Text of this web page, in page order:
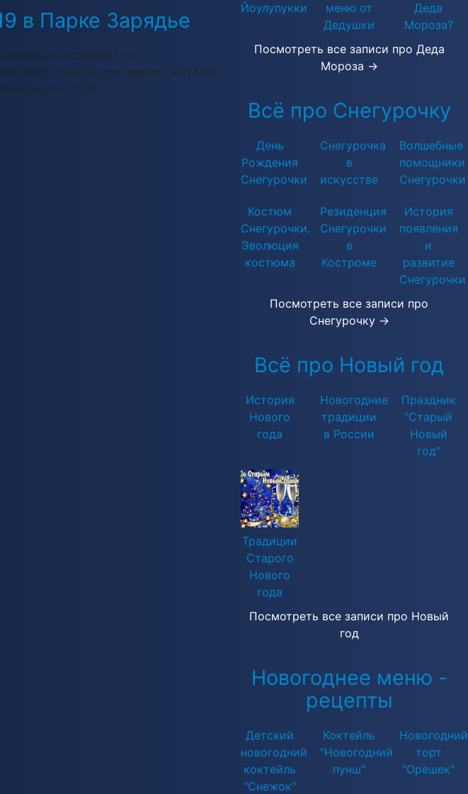
в Парке Зарядье
находящийся в
Кремля, приглашает жителей
ночь 2019!
Йоулупукки
меню от
Дедушки
Деда
Мороза?
Посмотреть все записи про Деда
Мороза →
Всё про Снегурочку
День
Рождения
Снегурочки
Снегурочка
в
искусстве
Волшебные
помощники
Снегурочки
Костюм
Снегурочки.
Эволюция
костюма
Резиденция
Снегурочки
в
Костроме
История
появления
и
развитие
Снегурочки
Посмотреть все записи про
Снегурочку →
Всё про Новый год
История
Нового
года
Новогодние
традиции
в России
Праздник
"Старый
Новый
год"
Традиции
Старого
Нового
года
Посмотреть все записи про Новый
год
Новогоднее меню -
рецепты
Детский
новогодний
коктейль
"Снежок"
Коктейль
"Новогодний
пунш"
Новогодний
торт
"Орешек"